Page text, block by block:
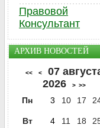
Правовой
Консультант
АРХИВ НОВОСТЕЙ
<< <
07
2026
> >>
Пн 3 10 17
Вт 4 11 18